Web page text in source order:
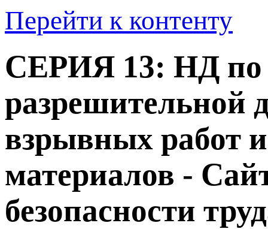
Перейти к контенту
СЕРИЯ 13: НД по
разрешительной
взрывных работ
материалов -
безопасности